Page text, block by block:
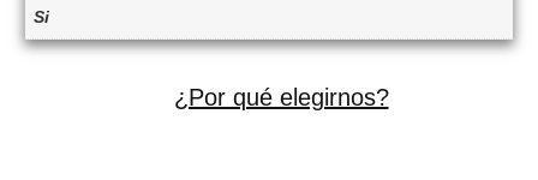
Si
¿Por qué elegirnos?